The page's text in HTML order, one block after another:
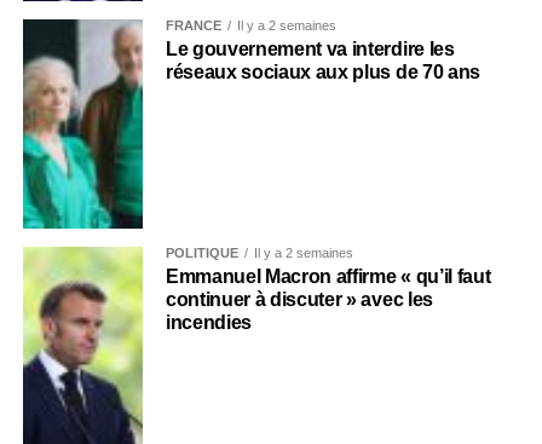
FRANCE Il y a 2 semaines
Le gouvernement va interdire les
réseaux sociaux aux plus de 70 ans
POLITIQUE Il y a 2 semaines
Emmanuel Macron affirme « qu’il faut
continuer à discuter » avec les
incendies